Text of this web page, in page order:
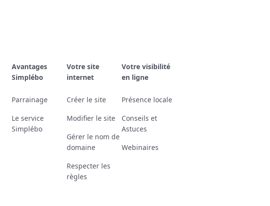
Avantages
Simplébo
Parrainage
Le service
Simplébo
Votre site
internet
Créer le site
Modifier le site
Gérer le nom de
domaine
Respecter les
règles
Votre visibilité
en ligne
Présence locale
Conseils et
Astuces
Webinaires